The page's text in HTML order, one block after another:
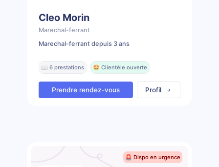
Cleo Morin
Marechal-ferrant
Marechal-ferrant depuis 3 ans
📖 6 prestations 🤩 Clientèle ouverte
Prendre rendez-vous Profil
🚨 Dispo en urgence